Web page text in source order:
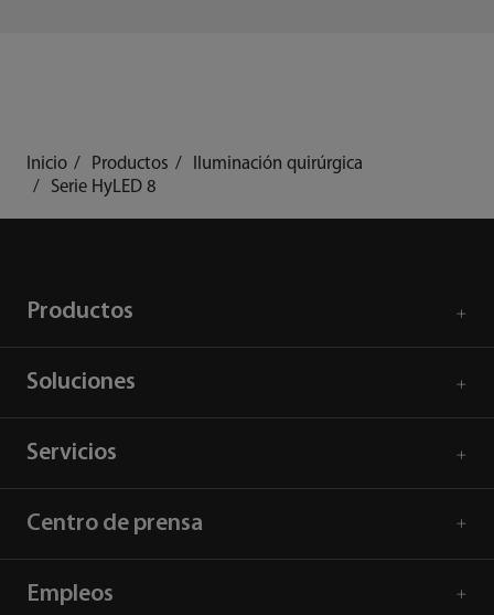
Inicio Productos
Iluminación quirúrgica
Serie HyLED 8
Productos
Soluciones
Servicios
Centro de prensa
Empleos